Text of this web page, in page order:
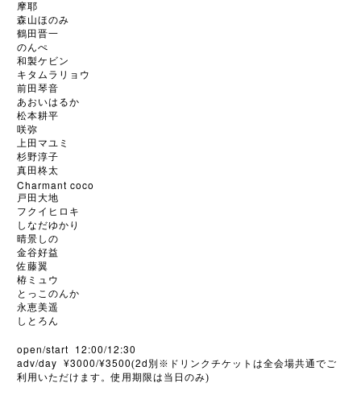
摩耶
森山ほのみ
鶴田晋一
のんぺ
和製ケビン
キタムラリョウ
前田琴音
あおいはるか
松本耕平
咲弥
上田マユミ
杉野淳子
真田柊太
Charmant coco
戸田大地
フクイヒロキ
しなだゆかり
晴景しの
金谷好益
佐藤翼
栫ミュウ
とっこのんか
永恵美遥
しとろん
open/start 12:00/12:30
adv/day ¥3000/¥3500(2d 別※ドリンクチケットは全会場共通でご
利用いただけます。使用期限は当日のみ)